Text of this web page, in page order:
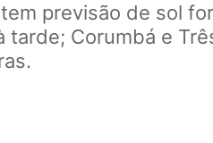
previsão de sol
tarde; Corumbá e